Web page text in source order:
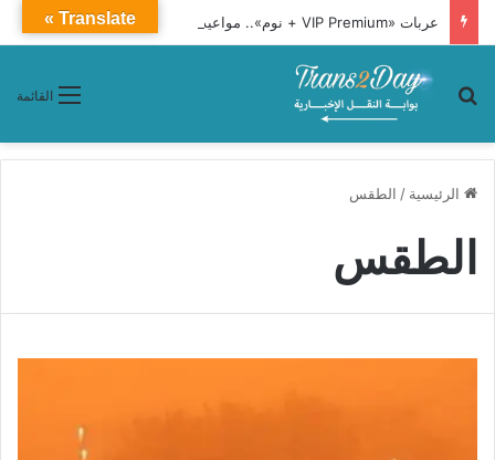
عربات «VIP Premium + نوم».. مواعيد وأسعار تذاكر قطار 1091 من أسوان إلى القاهرة
القائمة بحث عن
الرئيسية / الطقس
الطقس
Translate »